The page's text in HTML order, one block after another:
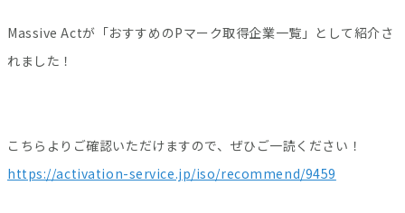
Massive Actが「おすすめのPマーク取得企業一覧」として紹介さ
れました！
こちらよりご確認いただけますので、ぜひご一読ください！
https://activation-service.jp/iso/recommend/9459